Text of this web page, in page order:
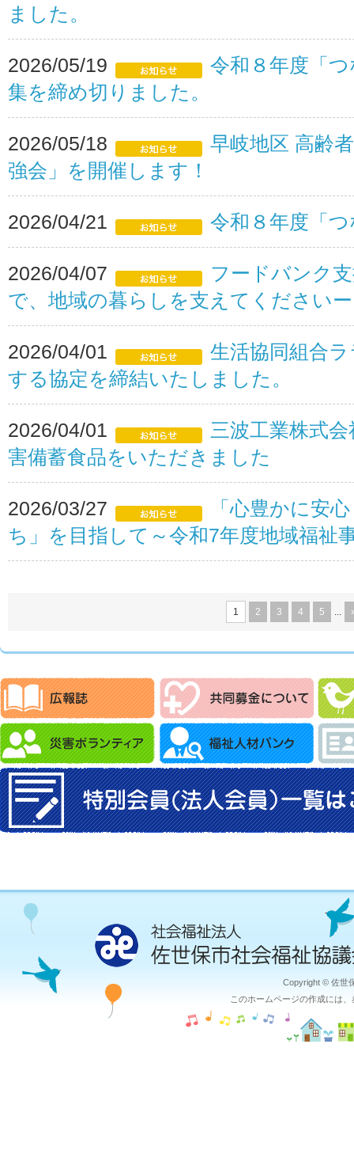
ました。
2026/05/19
令和８年度「
集を締め切りました。
2026/05/18
早岐地区 高齢
強会」を開催します！
2026/04/21 令和８年度「
2026/04/07
フードバンク
で、地域の暮らしを支えてくださいー
2026/04/01
生活協同組合
する協定を締結いたしました。
2026/04/01
三波工業株式
害備蓄食品をいただきました
2026/03/27
「心豊かに安
ち」を目指して～令和7年度地域福祉
1 2 3 4 5 ...
Copyright © 佐世
このホームページの作成には